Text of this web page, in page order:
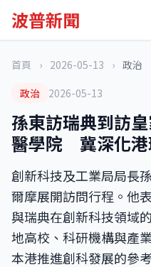
波普新聞
首頁 › 2026-05-13 › 政治
政治
2026-05-13
孫東訪瑞典到訪
醫學院 冀深化港
創新科技及工業局局長
爾摩展開訪問行程。他
與瑞典在創新科技領域
地高校、科研機構與產
本港推進創科發展的參